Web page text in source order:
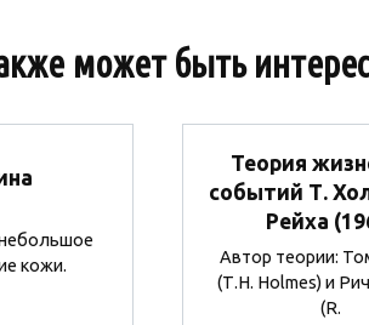
может быть
кожи.
Теория
событий Т.
Рейха
Автор теории:
(Т.Н. Holmes) и
(R.